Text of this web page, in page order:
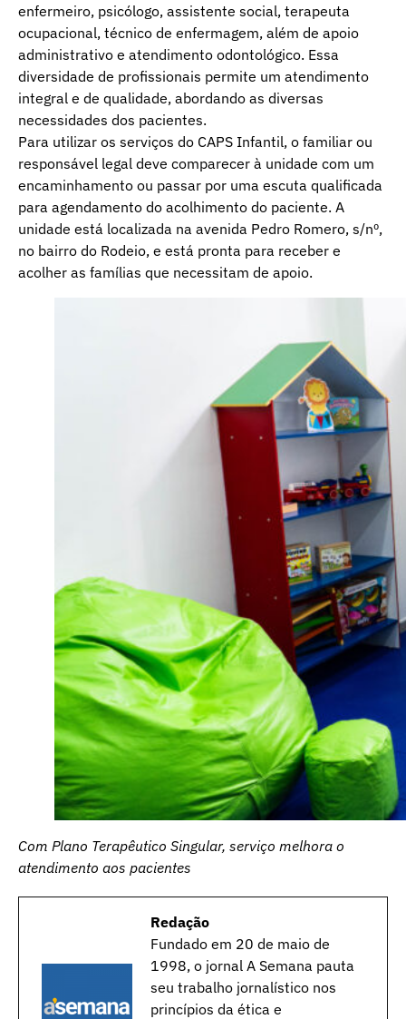
enfermeiro, psicólogo, assistente social, terapeuta
ocupacional, técnico de enfermagem, além de apoio
administrativo e atendimento odontológico. Essa
diversidade de profissionais permite um atendimento
integral e de qualidade, abordando as diversas
necessidades dos pacientes.
Para utilizar os serviços do CAPS Infantil, o familiar ou
responsável legal deve comparecer à unidade com um
encaminhamento ou passar por uma escuta qualificada
para agendamento do acolhimento do paciente. A
unidade está localizada na avenida Pedro Romero, s/nº,
no bairro do Rodeio, e está pronta para receber e
acolher as famílias que necessitam de apoio.
Com Plano Terapêutico Singular, serviço melhora o
atendimento aos pacientes
Redação
Fundado em 20 de maio de
1998, o jornal A Semana pauta
seu trabalho jornalístico nos
princípios da ética e